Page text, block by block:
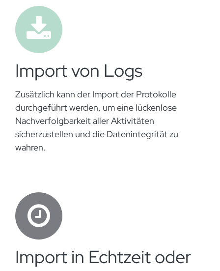
Import von Logs
Zusätzlich kann der Import der Protokolle
durchgeführt werden, um eine lückenlose
Nachverfolgbarkeit aller Aktivitäten
sicherzustellen und die Datenintegrität zu
wahren.
Import in Echtzeit oder